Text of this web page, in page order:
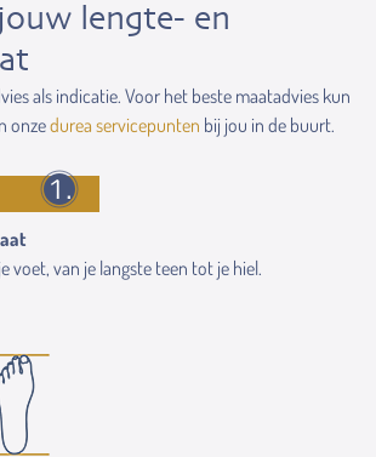
lengte- en
als indicatie. Voor het beste maatadvies kun
onzedurea servicepunten bij jou in de buurt.
voet, van je langste teen tot je hiel.